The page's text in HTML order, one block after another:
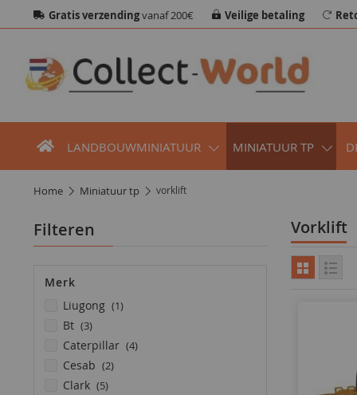
Gratis verzendingvanaf 200€ Veilige betaling
LANDBOUWMINIATUUR MINIATUUR TP
home miniatuur tp vorklift
vorklift
Filteren
Merk
liugong
1product
bt 3producten
caterpillar 4producten
cesab 2producten
clark 5producten